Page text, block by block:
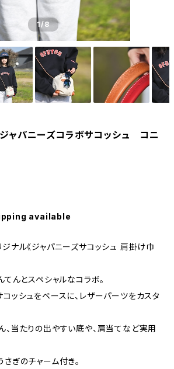
1/8
ジャパニーズコラボサコッシュ コニ
available
ナル《ジャパニーズサコッシュ 肩掛け巾
てんとスペシャルなコラボ。
ッシュをベースに、レザーパーツをカスタ
、当たりの出やすい底や、肩当てなど実用
ぎのチャーム付き。